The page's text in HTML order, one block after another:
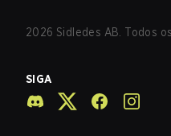
2026 Sidledes AB. Todos
SIGA